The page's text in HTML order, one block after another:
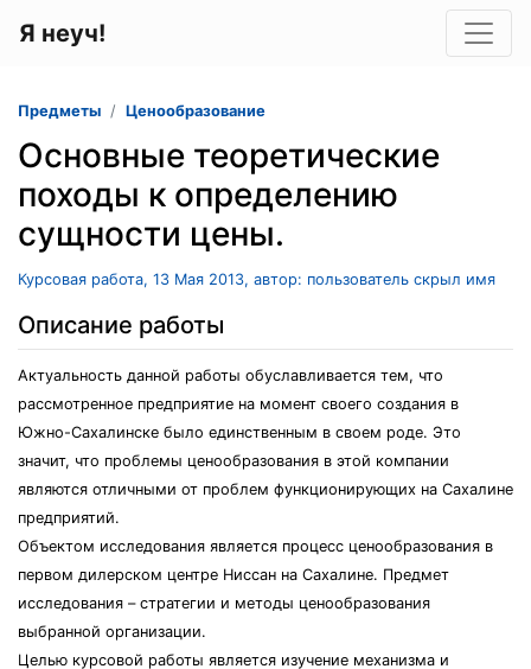
Я неуч!
Предметы Ценообразование
Основные теоретические
походы к определению
сущности цены.
Курсовая работа, 13 Мая 2013, автор: пользователь скрыл имя
Описание работы
Актуальность данной работы обуславливается тем, что
рассмотренное предприятие на момент своего создания в
Южно-Сахалинске было единственным в своем роде. Это
значит, что проблемы ценообразования в этой компании
являются отличными от проблем функционирующих на Сахалине
предприятий.
Объектом исследования является процесс ценообразования в
первом дилерском центре Ниссан на Сахалине. Предмет
исследования – стратегии и методы ценообразования
выбранной организации.
Целью курсовой работы является изучение механизма и